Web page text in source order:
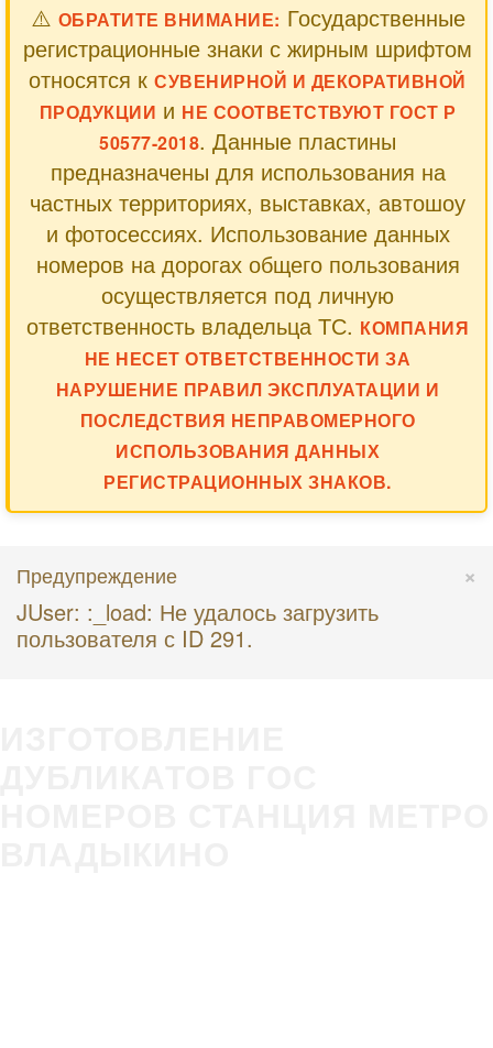
⚠️ ОБРАТИТЕ ВНИМАНИЕ: Государственные
регистрационные знаки с жирным шрифтом
относятся кСУВЕНИРНОЙ И ДЕКОРАТИВНОЙ
ПРОДУКЦИИ и НЕ СООТВЕТСТВУЮТ ГОСТ Р
50577-2018. Данные пластины
предназначены для использования на
частных территориях, выставках, автошоу
и фотосессиях. Использование данных
номеров на дорогах общего пользования
осуществляется под личную
ответственность владельца ТС. КОМПАНИЯ
НЕ НЕСЕТ ОТВЕТСТВЕННОСТИ ЗА
НАРУШЕНИЕ ПРАВИЛ ЭКСПЛУАТАЦИИ И
ПОСЛЕДСТВИЯ НЕПРАВОМЕРНОГО
ИСПОЛЬЗОВАНИЯ ДАННЫХ
РЕГИСТРАЦИОННЫХ ЗНАКОВ.
×
Предупреждение
JUser: :_load: Не удалось загрузить
пользователя с ID 291.